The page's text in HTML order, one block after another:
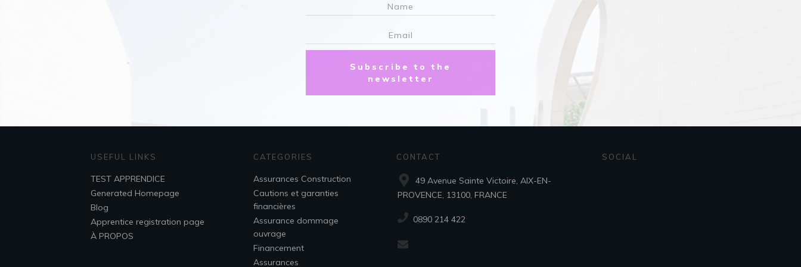
Subscribe to the
newsletter
USEFUL LINKS
TEST APPRENDICE
Generated Homepage
Blog
Apprentice registration page
À PROPOS
CATEGORIES
Assurances Construction
Cautions et garanties
financières
Assurance dommage
ouvrage
Financement
Assurances
CONTACT
49 Avenue Sainte Victoire, AIX-EN-
PROVENCE, 13100, FRANCE
‭0890 214 422‬
SOCIAL